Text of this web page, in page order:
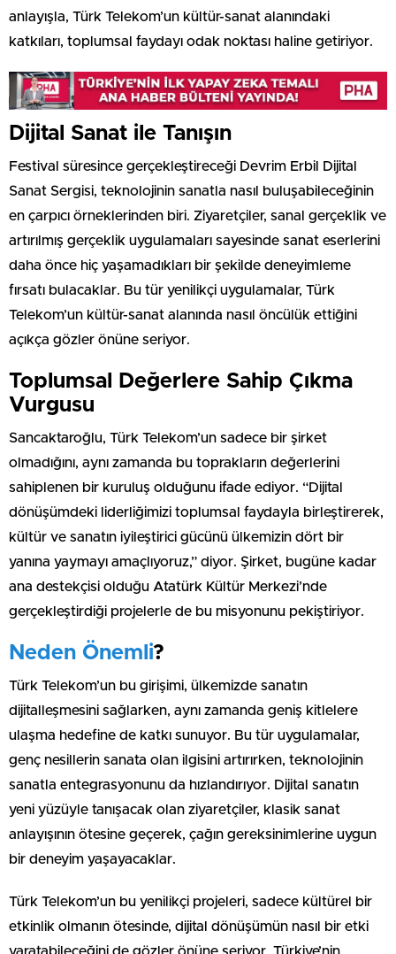
anlayışla, Türk Telekom’un kültür-sanat alanındaki
katkıları, toplumsal faydayı odak noktası haline getiriyor.
Dijital Sanat ile Tanışın
Festival süresince gerçekleştireceği Devrim Erbil Dijital
Sanat Sergisi, teknolojinin sanatla nasıl buluşabileceğinin
en çarpıcı örneklerinden biri. Ziyaretçiler, sanal gerçeklik ve
artırılmış gerçeklik uygulamaları sayesinde sanat eserlerini
daha önce hiç yaşamadıkları bir şekilde deneyimleme
fırsatı bulacaklar. Bu tür yenilikçi uygulamalar, Türk
Telekom’un kültür-sanat alanında nasıl öncülük ettiğini
açıkça gözler önüne seriyor.
Toplumsal Değerlere Sahip Çıkma
Vurgusu
Sancaktaroğlu, Türk Telekom’un sadece bir şirket
olmadığını, aynı zamanda bu toprakların değerlerini
sahiplenen bir kuruluş olduğunu ifade ediyor. “Dijital
dönüşümdeki liderliğimizi toplumsal faydayla birleştirerek,
kültür ve sanatın iyileştirici gücünü ülkemizin dört bir
yanına yaymayı amaçlıyoruz,” diyor. Şirket, bugüne kadar
ana destekçisi olduğu Atatürk Kültür Merkezi’nde
gerçekleştirdiği projelerle de bu misyonunu pekiştiriyor.
Neden Önemli?
Türk Telekom’un bu girişimi, ülkemizde sanatın
dijitalleşmesini sağlarken, aynı zamanda geniş kitlelere
ulaşma hedefine de katkı sunuyor. Bu tür uygulamalar,
genç nesillerin sanata olan ilgisini artırırken, teknolojinin
sanatla entegrasyonunu da hızlandırıyor. Dijital sanatın
yeni yüzüyle tanışacak olan ziyaretçiler, klasik sanat
anlayışının ötesine geçerek, çağın gereksinimlerine uygun
bir deneyim yaşayacaklar.
Türk Telekom’un bu yenilikçi projeleri, sadece kültürel bir
etkinlik olmanın ötesinde, dijital dönüşümün nasıl bir etki
yaratabileceğini de gözler önüne seriyor. Türkiye’nin